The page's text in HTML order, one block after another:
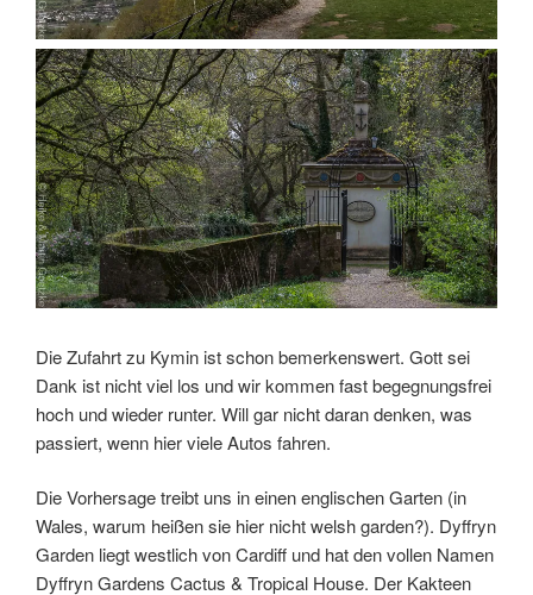
Die Zufahrt zu Kymin ist schon bemerkenswert. Gott sei
Dank ist nicht viel los und wir kommen fast begegnungsfrei
hoch und wieder runter. Will gar nicht daran denken, was
passiert, wenn hier viele Autos fahren.
Die Vorhersage treibt uns in einen englischen Garten (in
Wales, warum heißen sie hier nicht welsh garden?). Dyffryn
Garden liegt westlich von Cardiff und hat den vollen Namen
Dyffryn Gardens Cactus & Tropical House. Der Kakteen